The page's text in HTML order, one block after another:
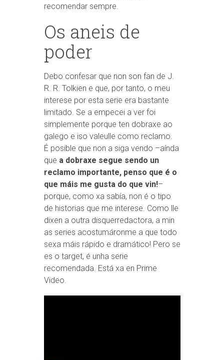
recomendar sempre.
Os aneis de
poder
Debo confesar que non son fan de J.
R. R. Tolkien e que, por tanto, o meu
interese por esta serie era bastante
limitado. Se a empecei a ver foi
simplemente porque ten dobraxe ao
galego e iso valeulle como reclamo.
É posible que non a siga vendo –aínda
que a dobraxe segue sendo un
reclamo importante, penso que é o
que máis me gusta do que vin!–
porque, como xa sabía, non é o tipo
de historias que me interese. Como lle
dixen a outra disquerredactora, a min
as series acostumáronme a que todo
sexa máis rápido e dramático! Pero se
es o target, é unha serie
recomendada. Está xa en Prime
Video.